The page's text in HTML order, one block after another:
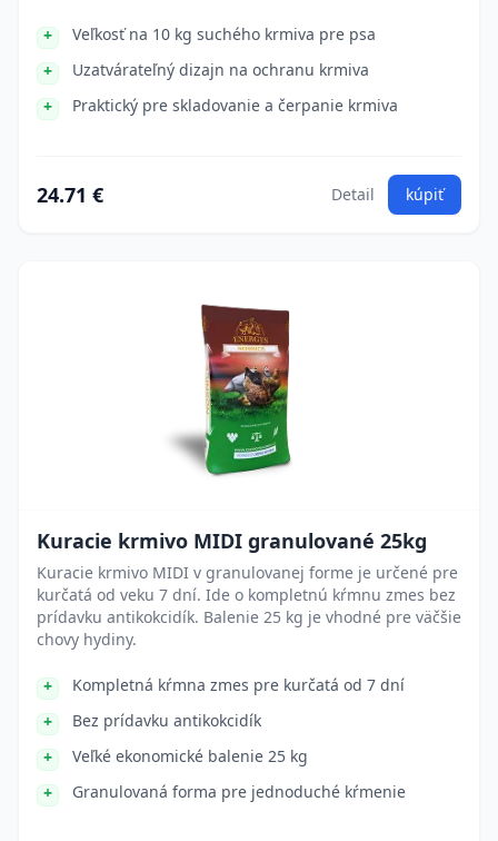
Veľkosť na 10 kg suchého krmiva pre psa
Uzatvárateľný dizajn na ochranu krmiva
Praktický pre skladovanie a čerpanie krmiva
24.71 € Detail kúpiť
Kuracie krmivo MIDI granulované 25kg
Kuracie krmivo MIDI v granulovanej forme je určené pre
kurčatá od veku 7 dní. Ide o kompletnú kŕmnu zmes bez
prídavku antikokcidík. Balenie 25 kg je vhodné pre väčšie
chovy hydiny.
Kompletná kŕmna zmes pre kurčatá od 7 dní
Bez prídavku antikokcidík
Veľké ekonomické balenie 25 kg
Granulovaná forma pre jednoduché kŕmenie